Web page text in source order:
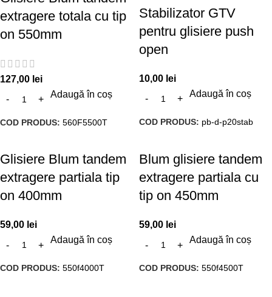
extragere totala cu tip
on 550mm
127,00 lei
Adaugă în coș
COD PRODUS: 560F5500T
Stabilizator GTV
pentru glisiere push
open
10,00 lei
Adaugă în coș
COD PRODUS: pb-d-p20stab
Glisiere Blum tandem
extragere partiala tip
on 400mm
59,00 lei
Adaugă în coș
COD PRODUS: 550f4000T
Blum glisiere tandem
extragere partiala cu
tip on 450mm
59,00 lei
Adaugă în coș
COD PRODUS: 550f4500T